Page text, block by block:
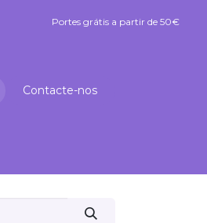
Portes grátis a partir de 50€
Contacte-nos
Portes grátis a partir de 50€